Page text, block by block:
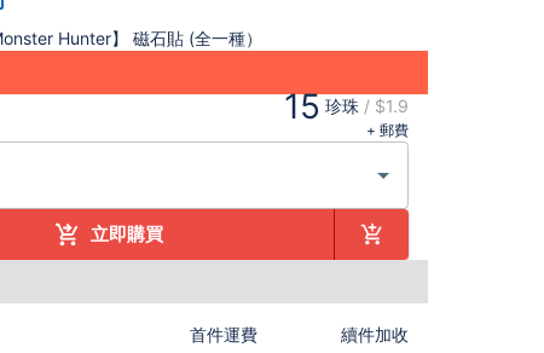
Hunter】 磁石貼 (全一種）
15 珍珠 / $1.9
+ 郵費
立即購買
首件運費 續件加收